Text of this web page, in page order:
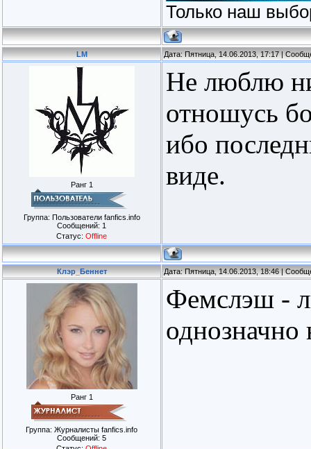
Только наш
LM Дата: Пятница, 14.06.2013, 17:17 |
Ранг 1
Группа: Пользователи fanfics.info
Сообщений: 1
Статус: Offline
Не люблю
отношусь
ибо
виде.
Клэр_Беннет Дата: Пятница, 14.06.2013, 18:46 |
Ранг 1
Группа: Журналисты fanfics.info
Сообщений: 5
Фемслэш -